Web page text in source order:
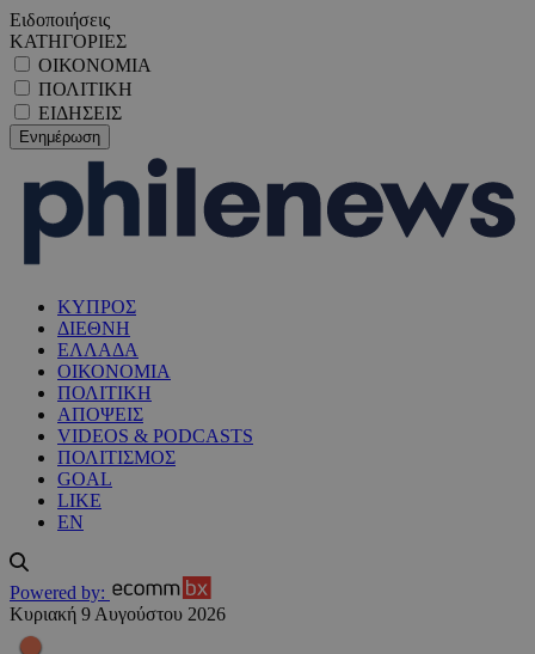
Ειδοποιήσεις
ΚΑΤΗΓΟΡΙΕΣ
ΟΙΚΟΝΟΜΙΑ
ΠΟΛΙΤΙΚΗ
ΕΙΔΗΣΕΙΣ
ΚΥΠΡΟΣ
ΔΙΕΘΝΗ
ΕΛΛΑΔΑ
ΟΙΚΟΝΟΜΙΑ
ΠΟΛΙΤΙΚΗ
ΑΠΟΨΕΙΣ
VIDEOS & PODCASTS
ΠΟΛΙΤΙΣΜΟΣ
GOAL
LIKE
EN
Powered by:
Κυριακή 9 Αυγούστου 2026